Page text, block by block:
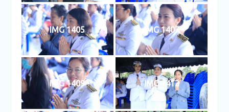
IMG 1405 IMG 1407
IMG 1409 IMG 1412